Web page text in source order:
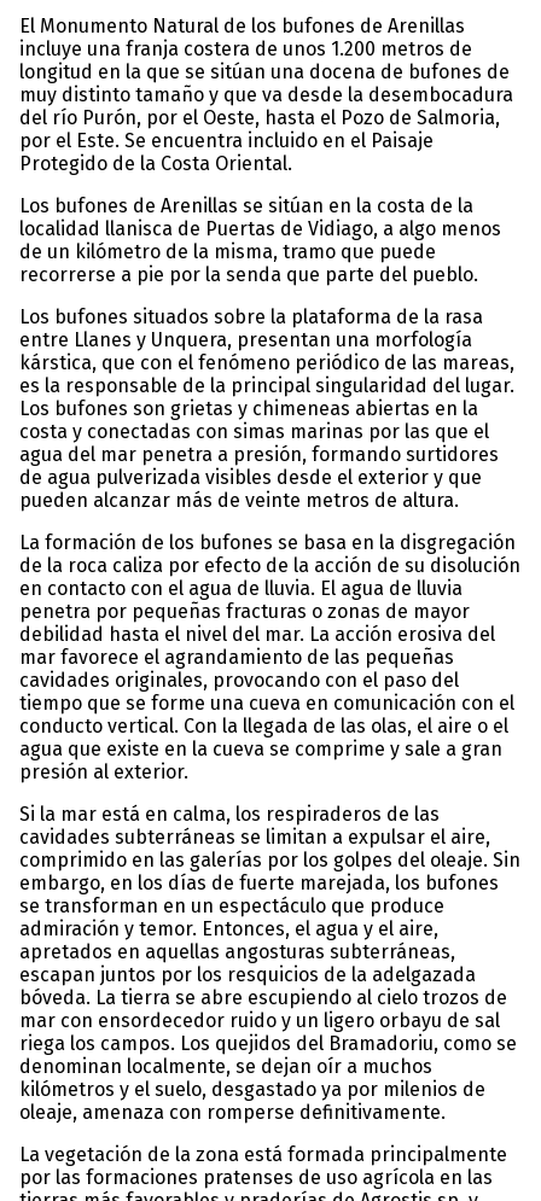
El Monumento Natural de los bufones de Arenillas
incluye una franja costera de unos 1.200 metros de
longitud en la que se sitúan una docena de bufones de
muy distinto tamaño y que va desde la desembocadura
del río Purón, por el Oeste, hasta el Pozo de Salmoria,
por el Este. Se encuentra incluido en el Paisaje
Protegido de la Costa Oriental.
Los bufones de Arenillas se sitúan en la costa de la
localidad llanisca de Puertas de Vidiago, a algo menos
de un kilómetro de la misma, tramo que puede
recorrerse a pie por la senda que parte del pueblo.
Los bufones situados sobre la plataforma de la rasa
entre Llanes y Unquera, presentan una morfología
kárstica, que con el fenómeno periódico de las mareas,
es la responsable de la principal singularidad del lugar.
Los bufones son grietas y chimeneas abiertas en la
costa y conectadas con simas marinas por las que el
agua del mar penetra a presión, formando surtidores
de agua pulverizada visibles desde el exterior y que
pueden alcanzar más de veinte metros de altura.
La formación de los bufones se basa en la disgregación
de la roca caliza por efecto de la acción de su disolución
en contacto con el agua de lluvia. El agua de lluvia
penetra por pequeñas fracturas o zonas de mayor
debilidad hasta el nivel del mar. La acción erosiva del
mar favorece el agrandamiento de las pequeñas
cavidades originales, provocando con el paso del
tiempo que se forme una cueva en comunicación con el
conducto vertical. Con la llegada de las olas, el aire o el
agua que existe en la cueva se comprime y sale a gran
presión al exterior.
Si la mar está en calma, los respiraderos de las
cavidades subterráneas se limitan a expulsar el aire,
comprimido en las galerías por los golpes del oleaje. Sin
embargo, en los días de fuerte marejada, los bufones
se transforman en un espectáculo que produce
admiración y temor. Entonces, el agua y el aire,
apretados en aquellas angosturas subterráneas,
escapan juntos por los resquicios de la adelgazada
bóveda. La tierra se abre escupiendo al cielo trozos de
mar con ensordecedor ruido y un ligero orbayu de sal
riega los campos. Los quejidos del Bramadoriu, como se
denominan localmente, se dejan oír a muchos
kilómetros y el suelo, desgastado ya por milenios de
oleaje, amenaza con romperse definitivamente.
La vegetación de la zona está formada principalmente
por las formaciones pratenses de uso agrícola en las